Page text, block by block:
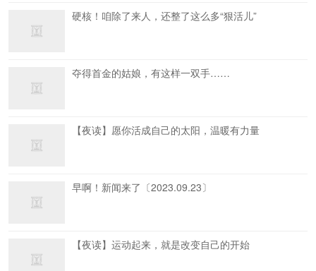
硬核！咱除了来人，还整了这么多“狠活儿”
夺得首金的姑娘，有这样一双手……
【夜读】愿你活成自己的太阳，温暖有力量
早啊！新闻来了〔2023.09.23〕
【夜读】运动起来，就是改变自己的开始